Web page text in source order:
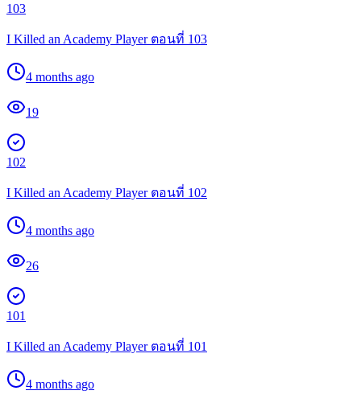
103
I Killed an Academy Player ตอนที่ 103
4 months ago
19
102
I Killed an Academy Player ตอนที่ 102
4 months ago
26
101
I Killed an Academy Player ตอนที่ 101
4 months ago